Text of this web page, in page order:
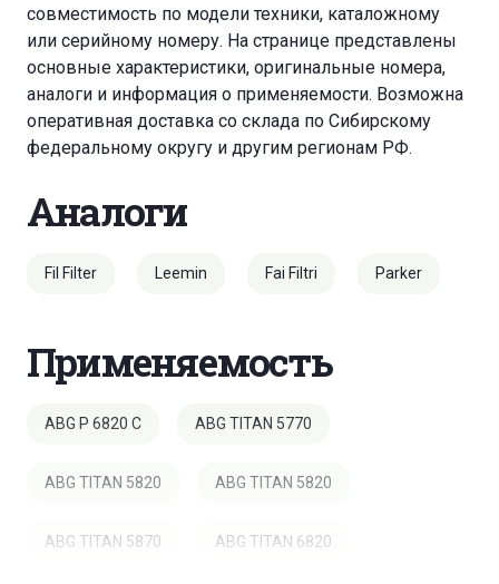
совместимость по модели техники, каталожному
или серийному номеру. На странице представлены
основные характеристики, оригинальные номера,
аналоги и информация о применяемости. Возможна
оперативная доставка со склада по Сибирскому
федеральному округу и другим регионам РФ.
Аналоги
Fil Filter Leemin Fai Filtri Parker
Применяемость
ABG P 6820 C ABG TITAN 5770
ABG TITAN 5820 ABG TITAN 5820
ABG TITAN 5870 ABG TITAN 6820